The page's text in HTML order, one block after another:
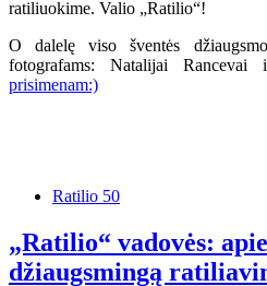
ratiliuokime. Valio „Ratilio“!
O dalelę viso šventės
fotografams: Natalijai
prisimenam:)
Ratilio 50
„Ratilio“ vadovės:
džiaugsmingą